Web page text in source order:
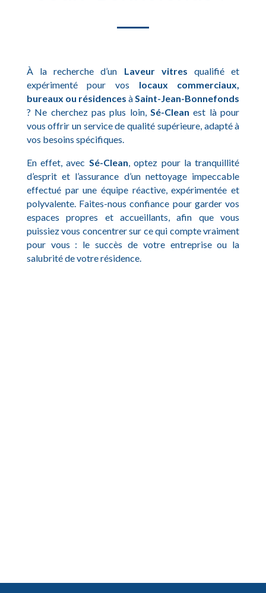
À la recherche d’un Laveur vitres qualifié et
expérimenté pour vos locaux commerciaux,
bureaux ou résidences à Saint-Jean-Bonnefonds
? Ne cherchez pas plus loin, Sé-Clean est là pour
vous offrir un service de qualité supérieure, adapté à
vos besoins spécifiques.
En effet, avec Sé-Clean , optez pour la tranquillité
d’esprit et l’assurance d’un nettoyage impeccable
effectué par une équipe réactive, expérimentée et
polyvalente. Faites-nous confiance pour garder vos
espaces propres et accueillants, afin que vous
puissiez vous concentrer sur ce qui compte vraiment
pour vous : le succès de votre entreprise ou la
salubrité de votre résidence.